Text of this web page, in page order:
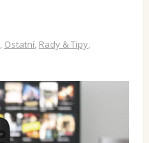
, Ostatní, Rady & Tipy,